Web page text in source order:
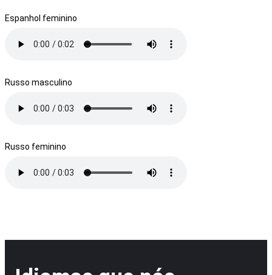
Espanhol feminino
Russo masculino
Russo feminino